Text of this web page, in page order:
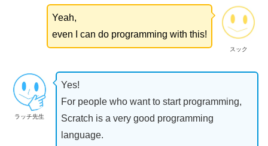
スック
Yeah,
even I can do programming with this!
ラッチ先生
Yes!
For people who want to start programming,
Scratch is a very good programming
language.